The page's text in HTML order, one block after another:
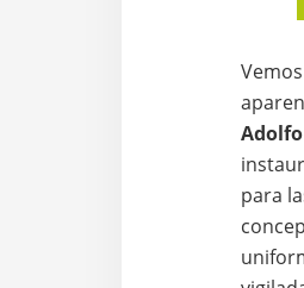
para